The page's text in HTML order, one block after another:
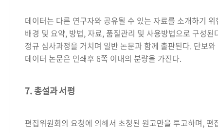
데이터는 다른 연구자와 공유될 수 있는 자료를 소개하기
배경 및 요약, 방법, 자료, 품질관리 및 사용방법으로 구성된
정규 심사과정을 거치며 일반 논문과 함께 출판된다. 단보
데이터 논문은 인쇄후 6쪽 이내의 분량을 가진다.
7. 총설과 서평
편집위원회의 요청에 의해서 초청된 원고만을 투고하며, 편